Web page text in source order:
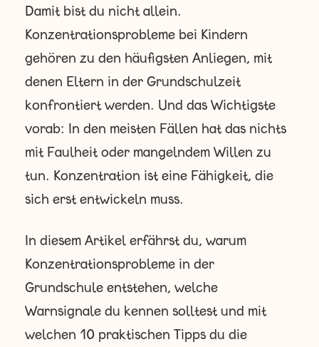
Damit bist du nicht allein.
Konzentrationsprobleme bei Kindern
gehören zu den häufigsten Anliegen, mit
denen Eltern in der Grundschulzeit
konfrontiert werden. Und das Wichtigste
vorab: In den meisten Fällen hat das nichts
mit Faulheit oder mangelndem Willen zu
tun. Konzentration ist eine Fähigkeit, die
sich erst entwickeln muss.
In diesem Artikel erfährst du, warum
Konzentrationsprobleme in der
Grundschule entstehen, welche
Warnsignale du kennen solltest und mit
welchen 10 praktischen Tipps du die